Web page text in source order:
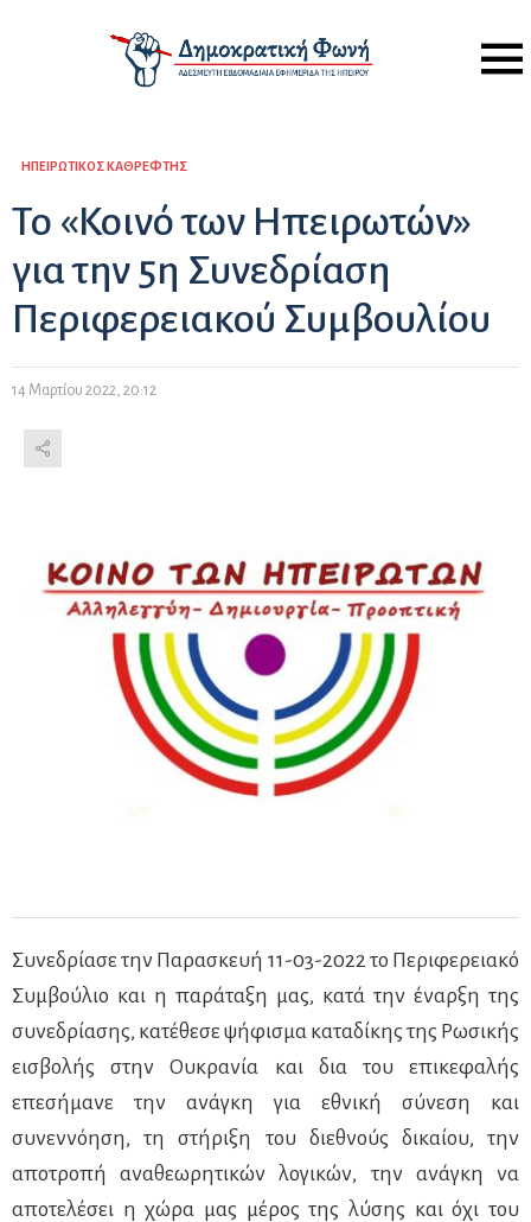
Menu
ΗΠΕΙΡΏΤΙΚΟΣ ΚΑΘΡΈΦΤΗΣ
Το «Κοινό των Ηπειρωτών»
για την 5η Συνεδρίαση
Περιφερειακού Συμβουλίου
14 Μαρτίου 2022, 20:12
Συνεδρίασε την Παρασκευή 11-03-2022 το Περιφερειακό
Συμβούλιο και η παράταξη μας, κατά την έναρξη της
συνεδρίασης, κατέθεσε ψήφισμα καταδίκης της Ρωσικής
εισβολής στην Ουκρανία και δια του επικεφαλής
επεσήμανε την ανάγκη για εθνική σύνεση και
συνεννόηση, τη στήριξη του διεθνούς δικαίου, την
αποτροπή αναθεωρητικών λογικών, την ανάγκη να
αποτελέσει η χώρα μας μέρος της λύσης και όχι του